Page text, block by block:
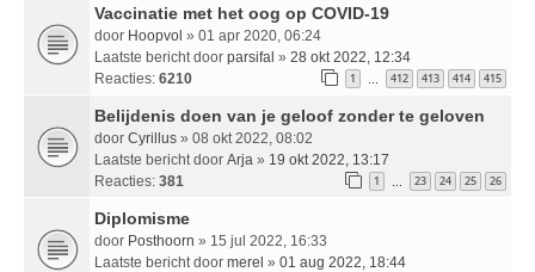
Vaccinatie met het oog op COVID-19
door Hoopvol » 01 apr 2020, 06:24
Laatste bericht door parsifal » 28 okt 2022, 12:34
Reacties: 6210 1 … 412 413 414 415
Belijdenis doen van je geloof zonder te geloven
door Cyrillus » 08 okt 2022, 08:02
Laatste bericht door Arja » 19 okt 2022, 13:17
Reacties: 381 1 … 23 24 25 26
Diplomisme
door Posthoorn » 15 jul 2022, 16:33
Laatste bericht door merel » 01 aug 2022, 18:44